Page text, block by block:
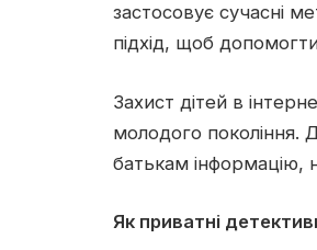
застосовує сучасні
підхід, щоб
Захист дітей в
молодого покоління.
батькам інформацію,
Як приватні